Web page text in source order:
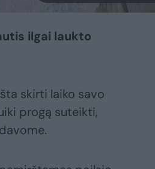
ilgai laukto
skirti laiko savo
progą suteikti,